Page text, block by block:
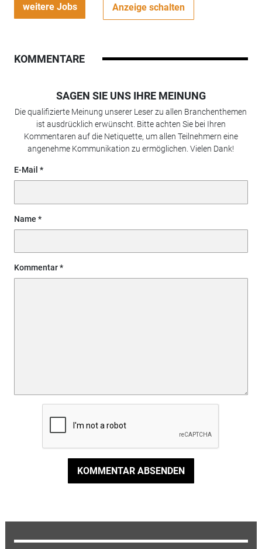
weitere Jobs Anzeige schalten
KOMMENTARE
SAGEN SIE UNS IHRE MEINUNG
Die qualifizierte Meinung unserer Leser zu allen Branchenthemen
ist ausdrücklich erwünscht. Bitte achten Sie bei Ihren
Kommentaren auf die Netiquette, um allen Teilnehmern eine
angenehme Kommunikation zu ermöglichen. Vielen Dank!
E-Mail
Name
Kommentar
KOMMENTAR ABSENDEN